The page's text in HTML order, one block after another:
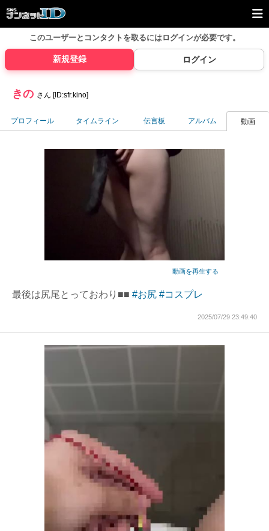
このユーザーとコンタクトを取るにはログインが必要です。
新規登録 ログイン
きの さん [ID:sfr.kino]
プロフィール タイムライン 伝言板 アルバム 動画
動画を再生する
最後は尻尾とっておわり■■ #お尻 #コスプレ
2025/07/29 23:49:40